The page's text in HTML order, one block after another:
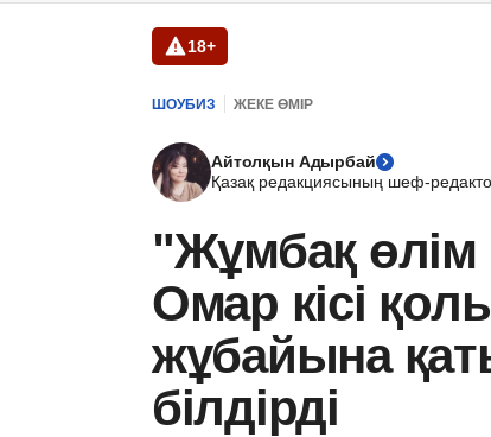
18+
ШОУБИЗ ЖЕКЕ ӨМІР
Айтолқын Адырбай
Қазақ редакциясының шеф-
"Жұмбақ
Омар кісі
жұбайына
білдірді